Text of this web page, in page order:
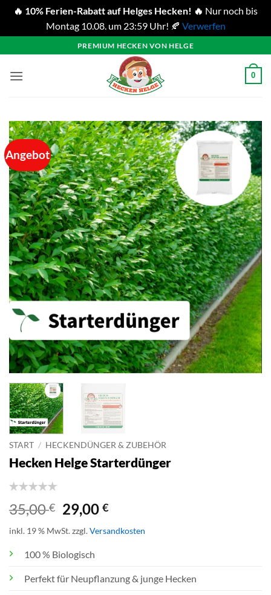
🔥 10% Ferien-Rabatt auf Helges Hecken! 🔥 Nur noch bis
Montag 10.08. um 23:59 Uhr! 🍂 Verwerfen
Inhalt
springen
PREMIUM HECKEN VON HELGE
0
Angebot
START / HECKENDÜNGER & ZUBEHÖR
Hecken Helge Starterdünger
35,00€ Ursprünglicher
Preis
war:
35,00 €
29,00€Aktueller
ist:
inkl. 19 % MwSt.zzgl.Versandkosten
100 % Biologisch
Perfekt für Neupflanzung & junge Hecken